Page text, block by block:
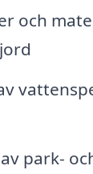
och
park-